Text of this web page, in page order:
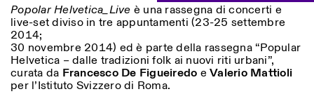
ISTITUTO SVIZZERO
MILAN
Sede di Milano
Via Vecchio Politecnico 3
+39 02 76 01 61 18
milano@istitutosvizzero.it
EXHIBITION HOURS:
I’ll miss you when I scroll
Popolar Helvetica_Live è una rassegna di concerti e
live-set diviso in tre appuntamenti (23-25 settembre
2014;
30 novembre 2014) ed è parte della rassegna “Popular
Helvetica – dalle tradizioni folk ai nuovi riti urbani”,
curata da Francesco De Figueiredo e Valerio Mattioli
per l’Istituto Svizzero di Roma.